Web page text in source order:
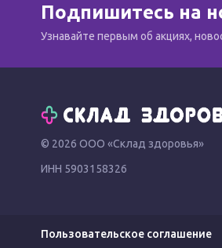
Подпишитесь на
Узнавайте первым об акциях,
© 2026 ООО «Склад здоровья»
ИНН 5903158326
Пользовательское соглашение